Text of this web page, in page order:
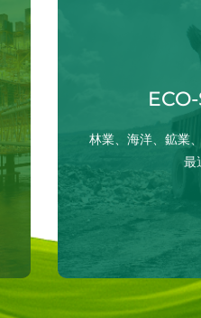
林業、海洋、鉱業
最
伐採現場や船舶
まで、ECO-
耐えるよう設計
油溶性処方は閉
適合し、機器と
す。相分離やフ
どのような作業現